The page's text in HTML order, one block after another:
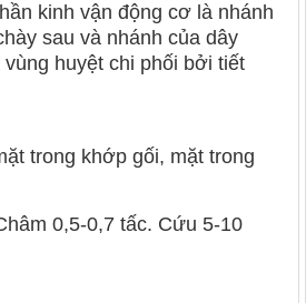
kinh vận động cơ là nhánh
sau và nhánh của dây
huyệt chi phối bởi tiết
trong khớp gối, mặt trong
0,5-0,7 tấc. Cứu 5-10